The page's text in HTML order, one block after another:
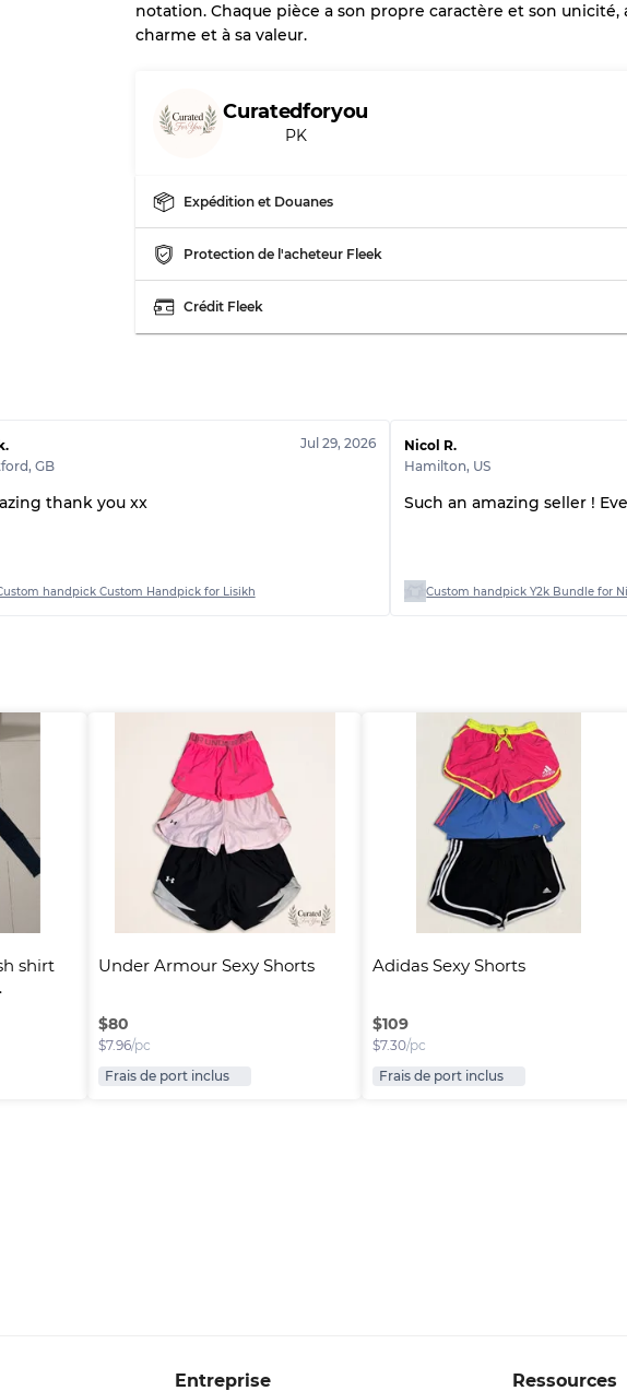
Notre système à 3 niveaux
Peu utilisé
Qualité CUsure visible avec taches
Répartition pour ratios mixtes
notation. Chaque pièce a son propre caractère et son unicité,
charme et à sa valeur.
Curatedforyou
PK
Expédition et Douanes
Protection de l'acheteur Fleek
Crédit Fleek
, GB
Jul 29, 2026
thank you xx
handpick Custom Handpick for Lisikh
Nicol R.
Hamilton, US
Such an amazing seller !
Custom handpick Y2k Bundle for
shirt
Under Armour Sexy Shorts
$80
$7.96/pc
Frais de port inclus
Adidas Sexy Shorts
$109
$7.30/pc
Frais de port inclus
Entreprise Ressources